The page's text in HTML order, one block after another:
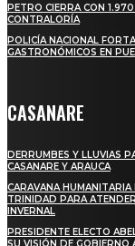
PETRO CIERRA CON
CONTRALORÍA
POLICÍA NACIONAL
GASTRONÓMICOS EN
CASANARE
DERRUMBES Y LLUVIAS
CASANARE Y ARAUCA
CARAVANA
TRINIDAD PARA
INVERNAL
PRESIDENTE ELECTO